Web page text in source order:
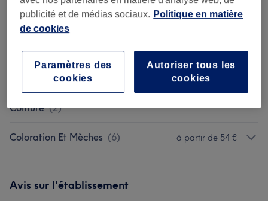
Recherchez dans notre liste de prestations
Femme - Coupe De Cheveux Et
Coiffure (10)
Enfant - Coupe De Cheveux Et
Coiffure (2)
Coloration Et Mèches (6) à partir de 54 €
Avis sur l'établissement
publicité et de médias sociaux. Politique en matière
de cookies
Autoriser tous les
cookies
Paramètres des
cookies